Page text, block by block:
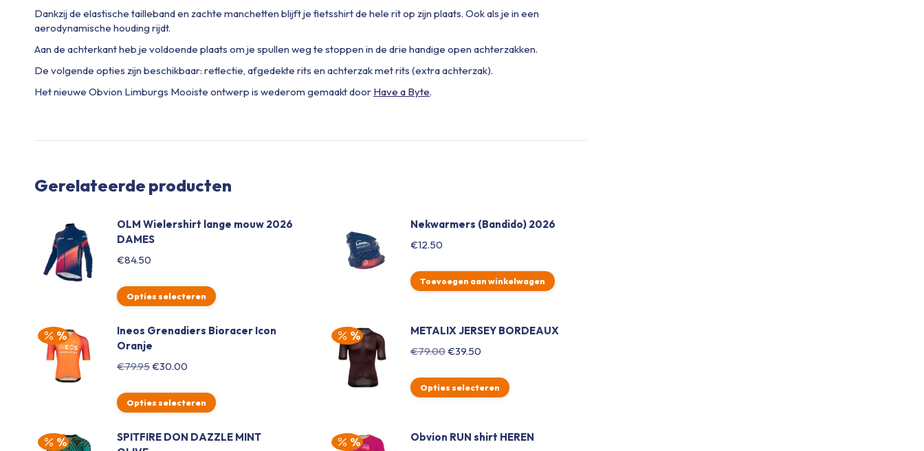
Dankzij de elastische tailleband en zachte manchetten blijft je fietsshirt de hele rit op zijn plaats. Ook als je in een
aerodynamische houding rijdt.
Aan de achterkant heb je voldoende plaats om je spullen weg te stoppen in de drie handige open achterzakken.
De volgende opties zijn beschikbaar: reflectie, afgedekte rits en achterzak met rits (extra achterzak).
Het nieuwe Obvion Limburgs Mooiste ontwerp is wederom gemaakt door Have a Byte.
Gerelateerde producten
OLM Wielershirt lange mouw 2026
DAMES
€84.50
Opties selecteren
Nekwarmers (Bandido) 2026
€12.50
Toevoegen aan winkelwagen
Ineos Grenadiers Bioracer Icon
Oranje
€79.95Oorspronkelijke
was:
€30.00
is:
Opties selecteren
METALIX JERSEY BORDEAUX
€79.00Oorspronkelijke
was:
€39.50Huidige
is:
Opties selecteren
SPITFIRE DON DAZZLE MINT
Obvion RUN shirt HEREN